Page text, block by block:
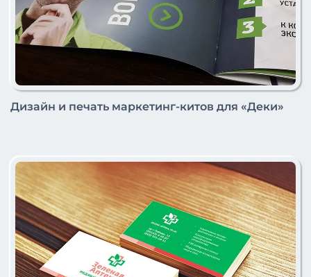
Дизайн и печать маркетинг-китов для «Деки»